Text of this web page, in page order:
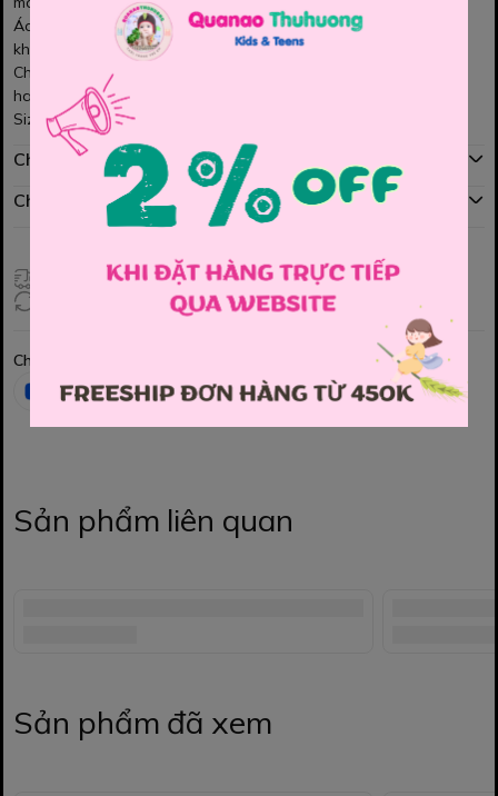
Áo màu kem dễ thương, dễ phối, kết hợp cùng quần jean khỏe
khoắn tạo tổng thể hài hòa.
Chất liệu thoáng mát, form thoải mái, cho bé diện đi học, đi chơi
hay dạo phố đều xinh ✨
Size: 110, 120, 130, 140, 150
Chính sách mua hàng
Chính sách đổi hàng
Giao hàng toàn quốc
Đổi hàng 3 ngày (HCM), 7 ngày (Tỉnh)
Chia sẻ
Sản phẩm liên quan
Sản phẩm đã xem